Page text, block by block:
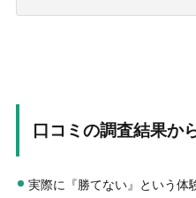
口コミの調査結果か
実際に『勝てない』という体